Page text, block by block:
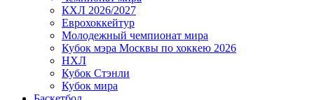
КХЛ 2026/2027
Еврохоккейтур
Молодежный чемпионат мира
Кубок мэра Москвы по хоккею 2026
НХЛ
Кубок Стэнли
Кубок мира